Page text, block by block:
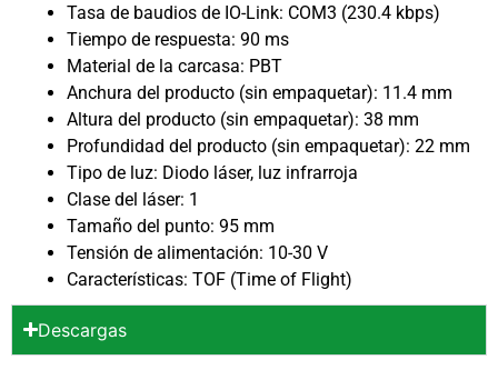
Tasa de baudios de IO-Link: COM3 (230.4 kbps)
Tiempo de respuesta: 90 ms
Material de la carcasa: PBT
Anchura del producto (sin empaquetar): 11.4 mm
Altura del producto (sin empaquetar): 38 mm
Profundidad del producto (sin empaquetar): 22 mm
Tipo de luz: Diodo láser, luz infrarroja
Clase del láser: 1
Tamaño del punto: 95 mm
Tensión de alimentación: 10-30 V
Características: TOF (Time of Flight)
Descargas